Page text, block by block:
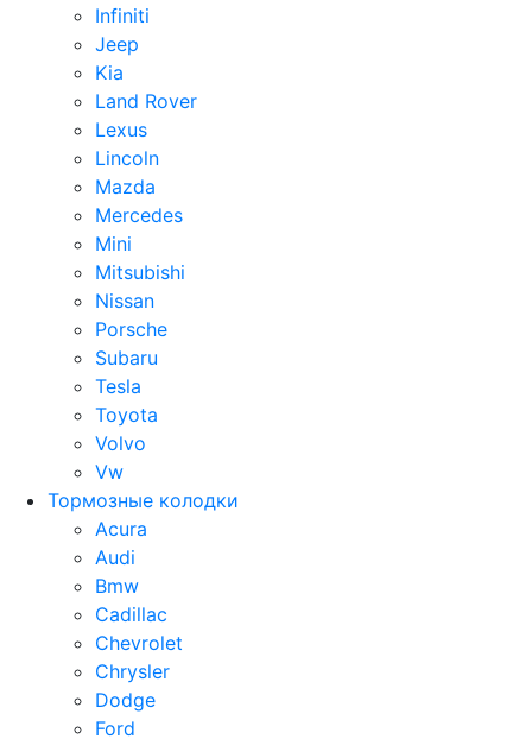
Infiniti
Jeep
Kia
Land Rover
Lexus
Lincoln
Mazda
Mercedes
Mini
Mitsubishi
Nissan
Porsche
Subaru
Tesla
Toyota
Volvo
Vw
Тормозные колодки
Acura
Audi
Bmw
Cadillac
Chevrolet
Chrysler
Dodge
Ford